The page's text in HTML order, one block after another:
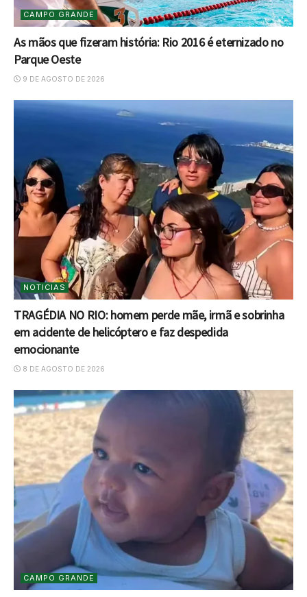
CAMPO GRANDE
As mãos que fizeram história: Rio 2016 é eternizado no
Parque Oeste
9 DE AGOSTO DE 2026
NOTICIAS
TRAGÉDIA NO RIO: homem perde mãe, irmã e sobrinha
em acidente de helicóptero e faz despedida
emocionante
8 DE AGOSTO DE 2026
CAMPO GRANDE